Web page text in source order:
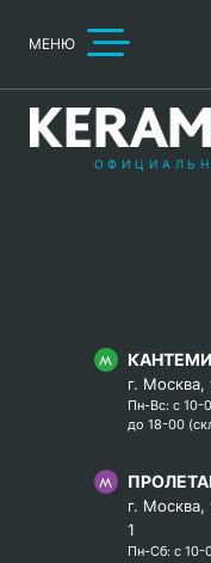
МЕНЮ
г.
Пн-Вс: с 10-
до 18-00
г. Москва,
1
Пн-Сб: с 10-